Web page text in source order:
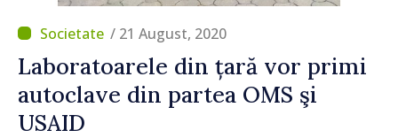
/ 21 August, 2020
Laboratoarele din țară vor primi
autoclave din partea OMS şi
USAID